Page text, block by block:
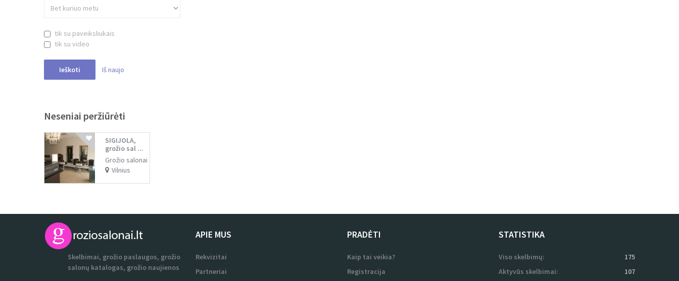
tik su paveiksliukais
tik su video
Ieškoti Iš naujo
Neseniai peržiūrėti
SIGIJOLA,
grožio sal ...
Grožio salonai
Vilnius
Skelbimai, grožio paslaugos, grožio
salonų katalogas, grožio naujienos
APIE MUS
Rekvizitai
Partneriai
PRADĖTI
Kaip tai veikia?
Registracija
STATISTIKA
Viso skelbimų:
175
Aktyvūs skelbimai:
107